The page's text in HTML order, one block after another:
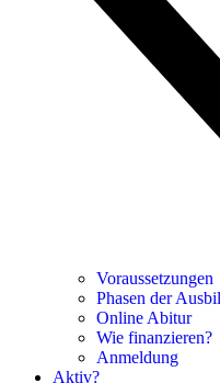
Voraussetzungen
Phasen der
Online Abitur
Wie finanzieren?
Anmeldung
Aktiv?